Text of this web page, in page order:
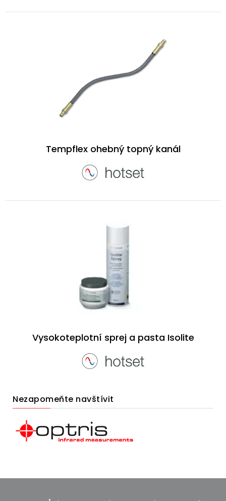
Tempflex ohebný topný kanál
Vysokoteplotní sprej a pasta Isolite
Nezapomeňte navštívit